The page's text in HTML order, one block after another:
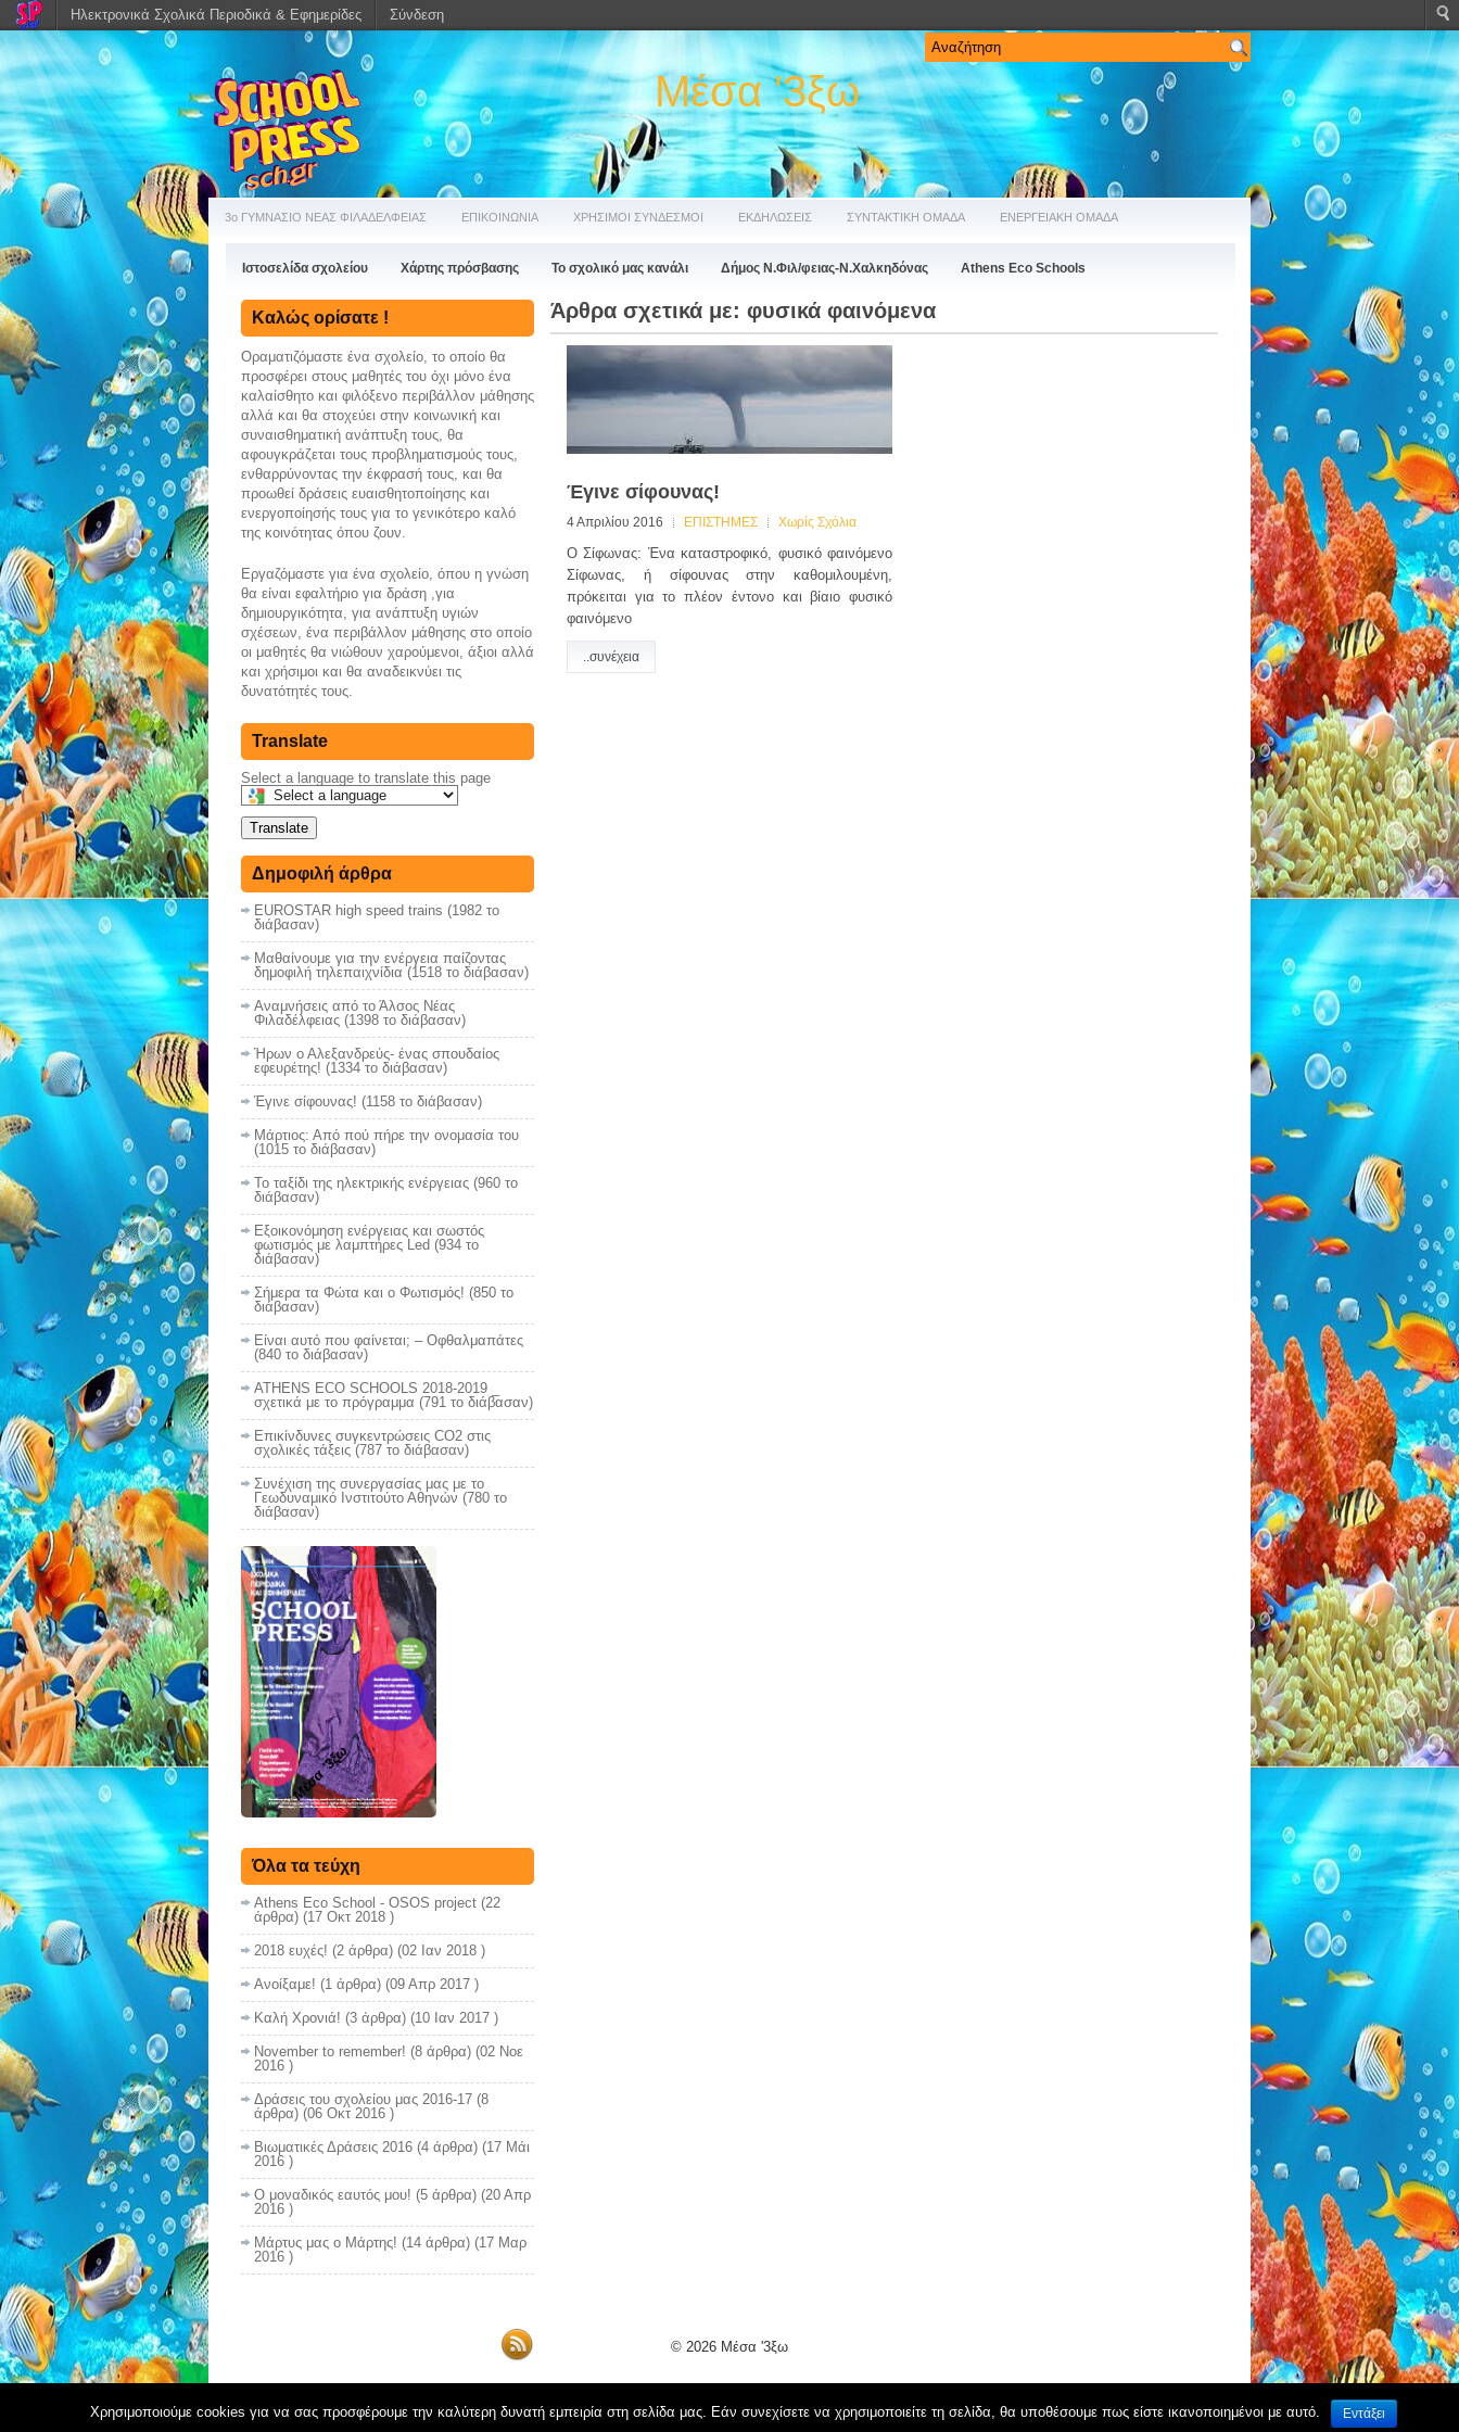
Μέσα '3ξω
3ο ΓΥΜΝΑΣΙΟ ΝΕΑΣ ΦΙΛΑΔΕΛΦΕΙΑΣ ΕΠΙΚΟΙΝΩΝΙΑ ΧΡΗΣΙΜΟΙ ΣΥΝΔΕΣΜΟΙ ΕΚΔΗΛΩΣΕΙΣ ΣΥΝΤΑΚΤΙΚΗ ΟΜΑΔΑ ΕΝΕΡΓΕΙΑΚΗ ΟΜΑΔΑ
Ιστοσελίδα σχολείου Χάρτης πρόσβασης Το σχολικό μας κανάλι Δήμος Ν.Φιλ/φειας-Ν.Χαλκηδόνας Athens Eco Schools
Άρθρα σχετικά με: φυσικά φαινόμενα
Έγινε σίφουνας!
4 Απριλίου 2016 ΕΠΙΣΤΗΜΕΣ Χωρίς Σχόλια
Ο Σίφωνας: Ένα καταστροφικό, φυσικό φαινόμενο
Σίφωνας, ή σίφουνας στην καθομιλουμένη,
πρόκειται για το πλέον έντονο και βίαιο φυσικό
φαινόμενο
..συνέχεια
Καλώς ορίσατε !
Οραματιζόμαστε ένα σχολείο, το οποίο θα
προσφέρει στους μαθητές του όχι μόνο ένα
καλαίσθητο και φιλόξενο περιβάλλον μάθησης
αλλά και θα στοχεύει στην κοινωνική και
συναισθηματική ανάπτυξη τους, θα
αφουγκράζεται τους προβληματισμούς τους,
ενθαρρύνoντας την έκφρασή τους, και θα
προωθεί δράσεις ευαισθητοποίησης και
ενεργοποίησής τους για το γενικότερο καλό
της κοινότητας όπου ζουν.
Εργαζόμαστε για ένα σχολείο, όπου η γνώση
θα είναι εφαλτήριο για δράση ,για
δημιουργικότητα, για ανάπτυξη υγιών
σχέσεων, ένα περιβάλλον μάθησης στο οποίο
οι μαθητές θα νιώθουν χαρούμενοι, άξιοι αλλά
και χρήσιμοι και θα αναδεικνύει τις
δυνατότητές τους.
Translate
Select a language to translate this page
Translate
Δημοφιλή άρθρα
EUROSTAR high speed trains (1982 το
διάβασαν)
Μαθαίνουμε για την ενέργεια παίζοντας
δημοφιλή τηλεπαιχνίδια (1518 το διάβασαν)
Αναμνήσεις από το Άλσος Νέας
Φιλαδέλφειας (1398 το διάβασαν)
Ήρων ο Αλεξανδρεύς- ένας σπουδαίος
εφευρέτης! (1334 το διάβασαν)
Έγινε σίφουνας! (1158 το διάβασαν)
Μάρτιος: Από πού πήρε την ονομασία του
(1015 το διάβασαν)
Το ταξίδι της ηλεκτρικής ενέργειας (960 το
διάβασαν)
Εξοικονόμηση ενέργειας και σωστός
φωτισμός με λαμπτήρες Led (934 το
διάβασαν)
Σήμερα τα Φώτα και ο Φωτισμός! (850 το
διάβασαν)
Είναι αυτό που φαίνεται; – Οφθαλμαπάτες
(840 το διάβασαν)
ATHENS ECO SCHOOLS 2018-2019 _
σχετικά με το πρόγραμμα (791 το διάβασαν)
Επικίνδυνες συγκεντρώσεις CO2 στις
σχολικές τάξεις (787 το διάβασαν)
Συνέχιση της συνεργασίας μας με το
Γεωδυναμικό Ινστιτούτο Αθηνών (780 το
διάβασαν)
Μέσα '3ξω
Όλα τα τεύχη
Athens Eco School - OSOS project (22
άρθρα) (17 Οκτ 2018 )
2018 ευχές! (2 άρθρα) (02 Ιαν 2018 )
Ανοίξαμε! (1 άρθρα) (09 Απρ 2017 )
Καλή Χρονιά! (3 άρθρα) (10 Ιαν 2017 )
November to remember! (8 άρθρα) (02 Νοε
2016 )
Δράσεις του σχολείου μας 2016-17 (8
άρθρα) (06 Οκτ 2016 )
Βιωματικές Δράσεις 2016 (4 άρθρα) (17 Μάι
2016 )
Ο μοναδικός εαυτός μου! (5 άρθρα) (20 Απρ
2016 )
Μάρτυς μας ο Μάρτης! (14 άρθρα) (17 Μαρ
2016 )
© 2026 Μέσα '3ξω
Ηλεκτρονικά Σχολικά Περιοδικά & Εφημερίδες Σύνδεση
Χρησιμοποιούμε cookies για να σας προσφέρουμε την καλύτερη δυνατή εμπειρία στη σελίδα μας. Εάν συνεχίσετε να χρησιμοποιείτε τη σελίδα, θα υποθέσουμε πως είστε ικανοποιημένοι με αυτό. Εντάξει